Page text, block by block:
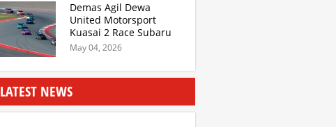
Demas Agil Dewa
United Motorsport
Kuasai 2 Race Subaru
BRZ Super Series 2026
May 04, 2026
LATEST NEWS